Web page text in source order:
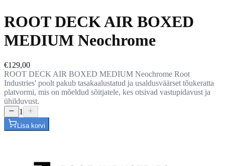
ROOT DECK AIR BOXED
MEDIUM Neochrome
€129,00
ROOT DECK AIR BOXED MEDIUM Neochrome Root
Industries' poolt pakub tasakaalustatud ja usaldusväärset tõukeratta
platvormi, mis on mõeldud sõitjatele, kes otsivad vastupidavust ja
ühilduvust.
1
Lisa korvi